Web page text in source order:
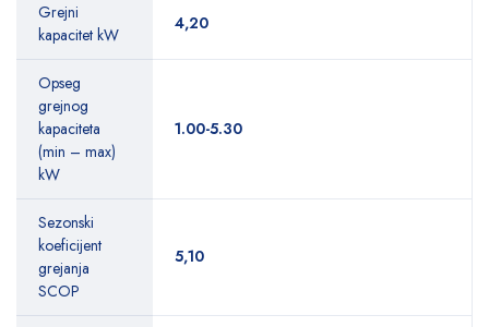
Grejni
kapacitet kW
4,20
Opseg
grejnog
kapaciteta
(min – max)
kW
1.00-5.30
Sezonski
koeficijent
grejanja
SCOP
5,10